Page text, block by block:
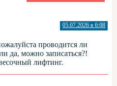
05.07.2026 в 6:08
проводится ли
да, можно записаться?!
лифтинг.